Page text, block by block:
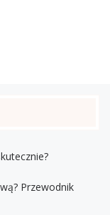
Przewodnik